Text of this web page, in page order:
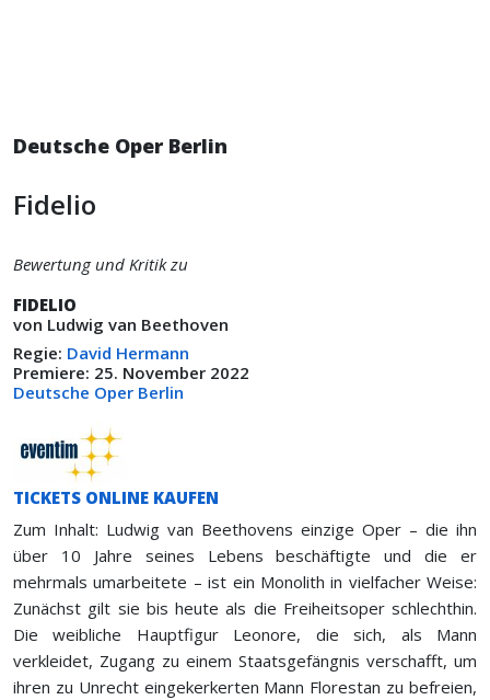
Deutsche Oper Berlin
Fidelio
Bewertung und Kritik zu
FIDELIO
von Ludwig van Beethoven
Regie: David Hermann
Premiere: 25. November 2022
Deutsche Oper Berlin
TICKETS ONLINE KAUFEN
Zum Inhalt: Ludwig van Beethovens einzige Oper – die ihn
über 10 Jahre seines Lebens beschäftigte und die er
mehrmals umarbeitete – ist ein Monolith in vielfacher Weise:
Zunächst gilt sie bis heute als die Freiheitsoper schlechthin.
Die weibliche Hauptfigur Leonore, die sich, als Mann
verkleidet, Zugang zu einem Staatsgefängnis verschafft, um
ihren zu Unrecht eingekerkerten Mann Florestan zu befreien,